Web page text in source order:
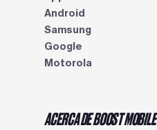
Android
Samsung
Google
Motorola
ACERCA DE BOOST MOBILE